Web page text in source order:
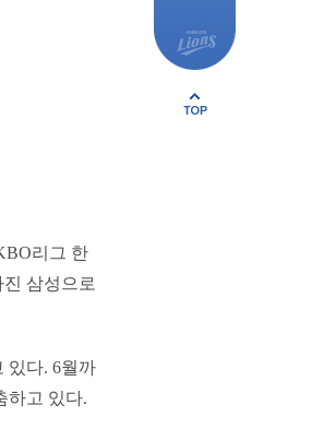
리그 한
삼성으로
있다. 6월까
하고 있다.